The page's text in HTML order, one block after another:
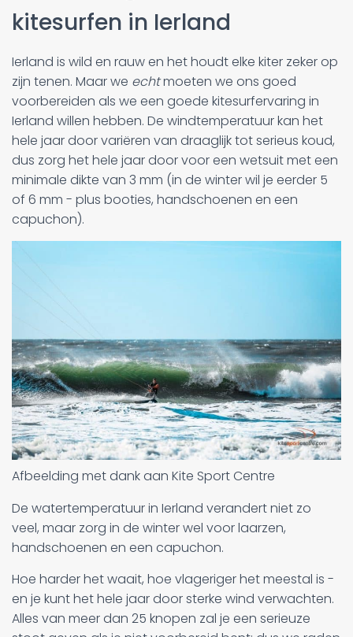
kitesurfen in Ierland
Ierland is wild en rauw en het houdt elke kiter zeker op
zijn tenen. Maar we echtmoeten we ons goed
voorbereiden als we een goede kitesurfervaring in
Ierland willen hebben. De windtemperatuur kan het
hele jaar door variëren van draaglijk tot serieus koud,
dus zorg het hele jaar door voor een wetsuit met een
minimale dikte van 3 mm (in de winter wil je eerder 5
of 6 mm - plus booties, handschoenen en een
capuchon).
Afbeelding met dank aan Kite Sport Centre
De watertemperatuur in Ierland verandert niet zo
veel, maar zorg in de winter wel voor laarzen,
handschoenen en een capuchon.
Hoe harder het waait, hoe vlageriger het meestal is -
en je kunt het hele jaar door sterke wind verwachten.
Alles van meer dan 25 knopen zal je een serieuze